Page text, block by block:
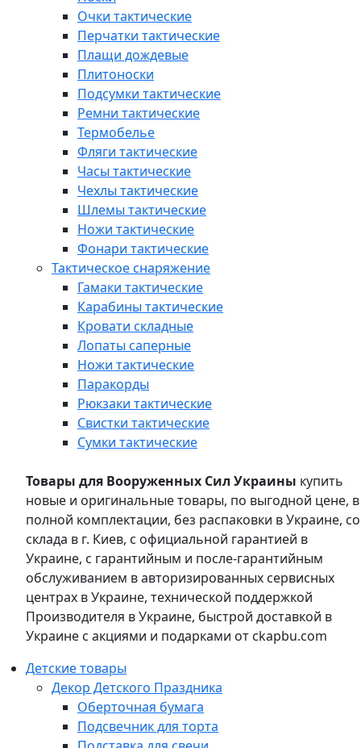
Очки тактические
Перчатки тактические
Плащи дождевые
Плитоноски
Подсумки тактические
Ремни тактические
Термобелье
Фляги тактические
Часы тактические
Чехлы тактические
Шлемы тактические
Ножи тактические
Фонари тактические
Тактическое снаряжение
Гамаки тактические
Карабины тактические
Кровати складные
Лопаты саперные
Ножи тактические
Паракорды
Рюкзаки тактические
Свистки тактические
Сумки тактические
Товары для Вооруженных Сил Украины купить
новые и оригинальные товары, по выгодной цене, в
полной комплектации, без распаковки в Украине, со
склада в г. Киев, с официальной гарантией в
Украине, с гарантийным и после-гарантийным
обслуживанием в авторизированных сервисных
центрах в Украине, технической поддержкой
Производителя в Украине, быстрой доставкой в
Украине с акциями и подарками от ckapbu.com
Детские товары
Декор Детского Праздника
Оберточная бумага
Подсвечник для торта